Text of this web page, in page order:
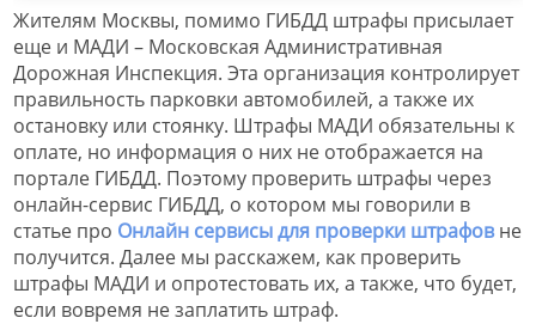
Жителям Москвы, помимо ГИБДД штрафы присылает
еще и МАДИ – Московская Административная
Дорожная Инспекция. Эта организация контролирует
правильность парковки автомобилей, а также их
остановку или стоянку. Штрафы МАДИ обязательны к
оплате, но информация о них не отображается на
портале ГИБДД. Поэтому проверить штрафы через
онлайн-сервис ГИБДД, о котором мы говорили в
статье про Онлайн сервисы для проверки штрафовне
получится. Далее мы расскажем, как проверить
штрафы МАДИ и опротестовать их, а также, что будет,
если вовремя не заплатить штраф.